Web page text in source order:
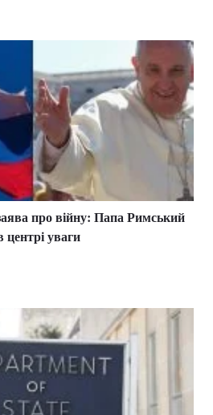
про війну: Папа Римський
центрі уваги